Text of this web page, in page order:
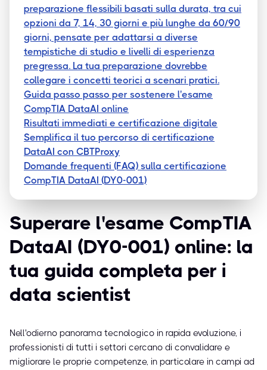
preparazione flessibili basati sulla durata, tra cui
opzioni da 7, 14, 30 giorni e più lunghe da 60/90
giorni, pensate per adattarsi a diverse
tempistiche di studio e livelli di esperienza
pregressa. La tua preparazione dovrebbe
collegare i concetti teorici a scenari pratici.
Guida passo passo per sostenere l'esame
CompTIA DataAI online
Risultati immediati e certificazione digitale
Semplifica il tuo percorso di certificazione
DataAI con CBTProxy
Domande frequenti (FAQ) sulla certificazione
CompTIA DataAI (DY0-001)
Superare l'esame CompTIA
DataAI (DY0-001) online: la
tua guida completa per i
data scientist
Nell'odierno panorama tecnologico in rapida evoluzione, i
professionisti di tutti i settori cercano di convalidare e
migliorare le proprie competenze, in particolare in campi ad